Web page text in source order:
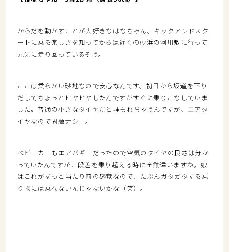
からだを動かすことが大好きなはなちゃん。キックアンドスク
ートに乗る楽しさを知ってからは近くの砂浜の河川敷に行って
元気に走り回っているそう。
ここは柔らかい砂地なので安心なんです。初日から坂道を下り
だしてちょっとヒヤヒヤしたんですがすぐに乗りこなしていま
した。普通の小さなタイヤだと埋もれちゃうんですが、エアタ
イヤなので問題ナシ」。
ベビーカーもエアバギーだったので空気のタイヤの良さは分か
っていたんですが、段差を乗り超える時に全然違いますね。娘
はこれがずっと当たり前の感覚なので、たぶんガタガタする乗
り物には乗れないんじゃないかな（笑）。